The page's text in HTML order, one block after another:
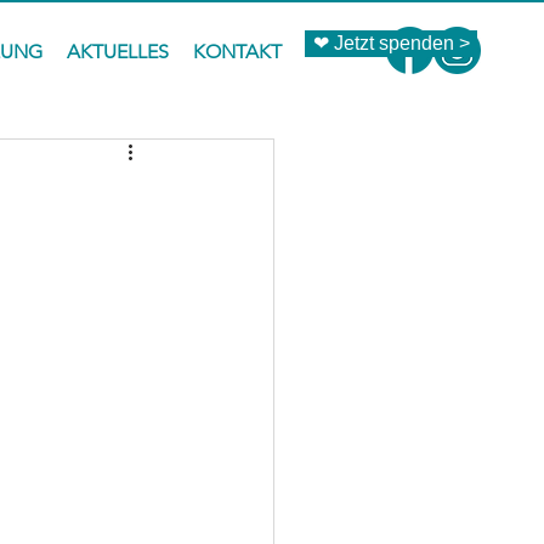
AKTUELLES KONTAKT ❤ Jetzt spenden >